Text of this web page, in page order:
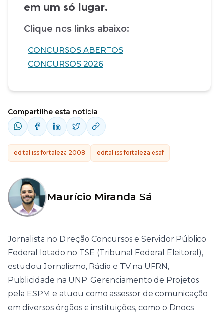
em um só lugar.
Clique nos links abaixo:
CONCURSOS ABERTOS
CONCURSOS 2026
Compartilhe esta notícia
edital iss fortaleza 2008 edital iss fortaleza esaf
Maurício Miranda Sá
Jornalista no Direção Concursos e Servidor Público
Federal lotado no TSE (Tribunal Federal Eleitoral),
estudou Jornalismo, Rádio e TV na UFRN,
Publicidade na UNP, Gerenciamento de Projetos
pela ESPM e atuou como assessor de comunicação
em diversos órgãos e instituições, como o Dnocs